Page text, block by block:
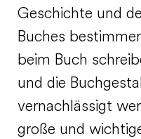
Geschichte und
Buches
beim Buch
und die
vernachlässigt
große und